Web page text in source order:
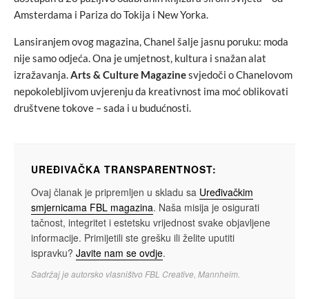
Amsterdama i Pariza do Tokija i New Yorka.
Lansiranjem ovog magazina, Chanel šalje jasnu poruku: moda
nije samo odjeća. Ona je umjetnost, kultura i snažan alat
izražavanja.Arts & Culture Magazinesvjedoči o Chanelovom
nepokolebljivom uvjerenju da kreativnost ima moć oblikovati
društvene tokove – sada i u budućnosti.
UREĐIVAČKA TRANSPARENTNOST:
Ovaj članak je pripremljen u skladu sa Uređivačkim
smjernicama FBL magazina. Naša misija je osigurati
tačnost, integritet i estetsku vrijednost svake objavljene
informacije. Primijetili ste grešku ili želite uputiti
ispravku? Javite nam se ovdje.
Sadržaj je autorsko vlasništvo FBL Creative, Mannheim.